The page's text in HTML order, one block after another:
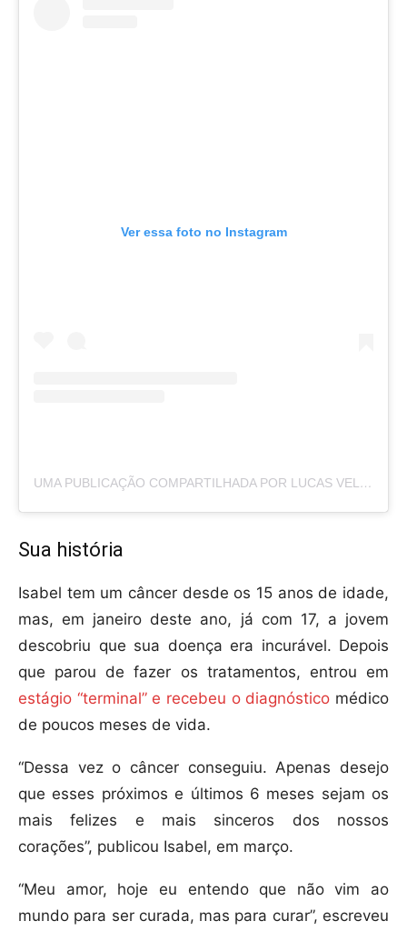
Ver essa foto no Instagram
UMA PUBLICAÇÃO COMPARTILHADA POR LUCAS VELOSO BORBAS (@LUCASBORBASS)
Sua história
Isabel tem um câncer desde os 15 anos de idade,
mas, em janeiro deste ano, já com 17, a jovem
descobriu que sua doença era incurável. Depois
que parou de fazer os tratamentos, entrou em
estágio “terminal” e recebeu o diagnóstico médico
de poucos meses de vida.
“Dessa vez o câncer conseguiu. Apenas desejo
que esses próximos e últimos 6 meses sejam os
mais felizes e mais sinceros dos nossos
corações”, publicou Isabel, em março.
“Meu amor, hoje eu entendo que não vim ao
mundo para ser curada, mas para curar”, escreveu